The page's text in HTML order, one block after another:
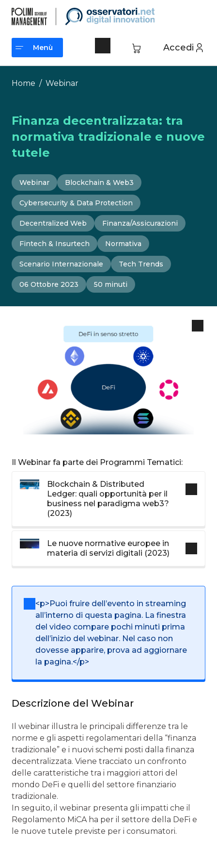
contenuto
Accedi
Menù
Menù
Home / Webinar
Finanza decentralizzata: tra
normativa tradizionale e nuove
tutele
Webinar Blockchain & Web3
Cybersecurity & Data Protection
Decentralized Web Finanza/Assicurazioni
Fintech & Insurtech Normativa
Scenario Internazionale Tech Trends
06 Ottobre 2023 50 minuti
Il Webinar fa parte dei Programmi Tematici:
Blockchain & Distributed
Ledger: quali opportunità per il
business nel paradigma web3?
(2023)
Le nuove normative europee in
materia di servizi digitali (2023)
<p>Puoi fruire dell’evento in streaming
all’interno di questa pagina. La finestra
del video compare pochi minuti prima
dell’inizio del webinar. Nel caso non
dovesse apparire, prova ad aggiornare
la pagina.</p>
Descrizione del Webinar
Il webinar illustra le principali differenze tra le
norme e gli aspetti regolamentari della “finanza
tradizionale” e i nuovi schemi posti dalla finanza
decentralizzata. Viene tracciato un confronto
delle caratteristiche tra i maggiori attori del
mondo DeFi e quelli del settore finanziario
tradizionale.
In seguito, il webinar presenta gli impatti che il
Regolamento MiCA ha per il settore della DeFi e
le nuove tutele previste per i consumatori.